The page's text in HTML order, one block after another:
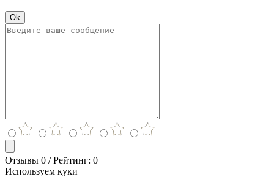
Ok
Отзывы 0 / Рейтинг: 0
Используем куки